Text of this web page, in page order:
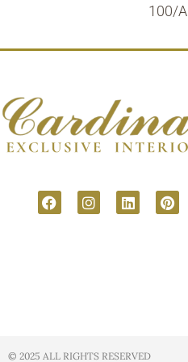
100/A
© 2025 ALL RIGHTS RESERVED​